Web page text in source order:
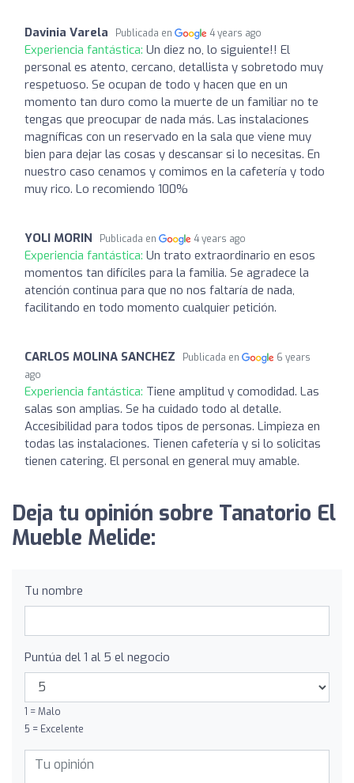
Davinia Varela Publicada en 4 years ago
Experiencia fantástica: Un diez no, lo siguiente!! El
personal es atento, cercano, detallista y sobretodo muy
respetuoso. Se ocupan de todo y hacen que en un
momento tan duro como la muerte de un familiar no te
tengas que preocupar de nada más. Las instalaciones
magníficas con un reservado en la sala que viene muy
bien para dejar las cosas y descansar si lo necesitas. En
nuestro caso cenamos y comimos en la cafetería y todo
muy rico. Lo recomiendo 100%
YOLI MORIN Publicada en 4 years ago
Experiencia fantástica: Un trato extraordinario en esos
momentos tan difíciles para la familia. Se agradece la
atención continua para que no nos faltaría de nada,
facilitando en todo momento cualquier petición.
CARLOS MOLINA SANCHEZ Publicada en
6 years
ago
Experiencia fantástica: Tiene amplitud y comodidad. Las
salas son amplias. Se ha cuidado todo al detalle.
Accesibilidad para todos tipos de personas. Limpieza en
todas las instalaciones. Tienen cafetería y si lo solicitas
tienen catering. El personal en general muy amable.
Deja tu opinión sobre Tanatorio El
Mueble Melide:
Tu nombre
Puntúa del 1 al 5 el negocio
1 = Malo
5 = Excelente